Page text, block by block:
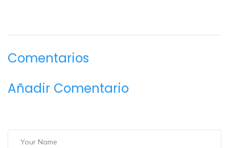
Comentarios
Añadir Comentario